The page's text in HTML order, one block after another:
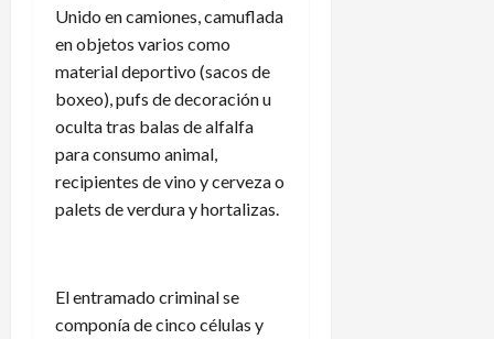
Unido en camiones, camuflada
en objetos varios como
material deportivo (sacos de
boxeo), pufs de decoración u
oculta tras balas de alfalfa
para consumo animal,
recipientes de vino y cerveza o
palets de verdura y hortalizas.
El entramado criminal se
componía de cinco células y